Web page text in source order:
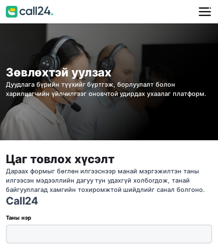
Зөвлөхтэй уулзах
Дуудлага бүрийн түүхийг бүртгэж, борлуулалт болон
харилцагчийн үйлчилгээг оновчтой удирдах ухаалаг платформ.
Цаг товлох хүсэлт
Дараах формыг бөглөн илгээснээр манай мэргэжилтэн таны
илгээсэн мэдээллийн дагуу тун удахгүй холбогдож, танай
байгууллагад хамгийн тохиромжтой шийдлийг санал болгоно.
Call24
Таны нэр